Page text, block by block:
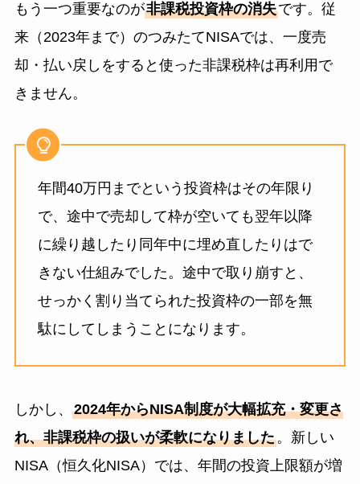
もう一つ重要なのが非課税投資枠の消失です。従
来（2023年まで）のつみたてNISAでは、一度売
却・払い戻しをすると使った非課税枠は再利用で
きません。
年間40万円までという投資枠はその年限り
で、途中で売却して枠が空いても翌年以降
に繰り越したり同年中に埋め直したりはで
きない仕組みでした。途中で取り崩すと、
せっかく割り当てられた投資枠の一部を無
駄にしてしまうことになります。
しかし、 2024年からNISA制度が大幅拡充・変更さ
れ、非課税枠の扱いが柔軟になりました。新しい
NISA（恒久化NISA）では、年間の投資上限額が増